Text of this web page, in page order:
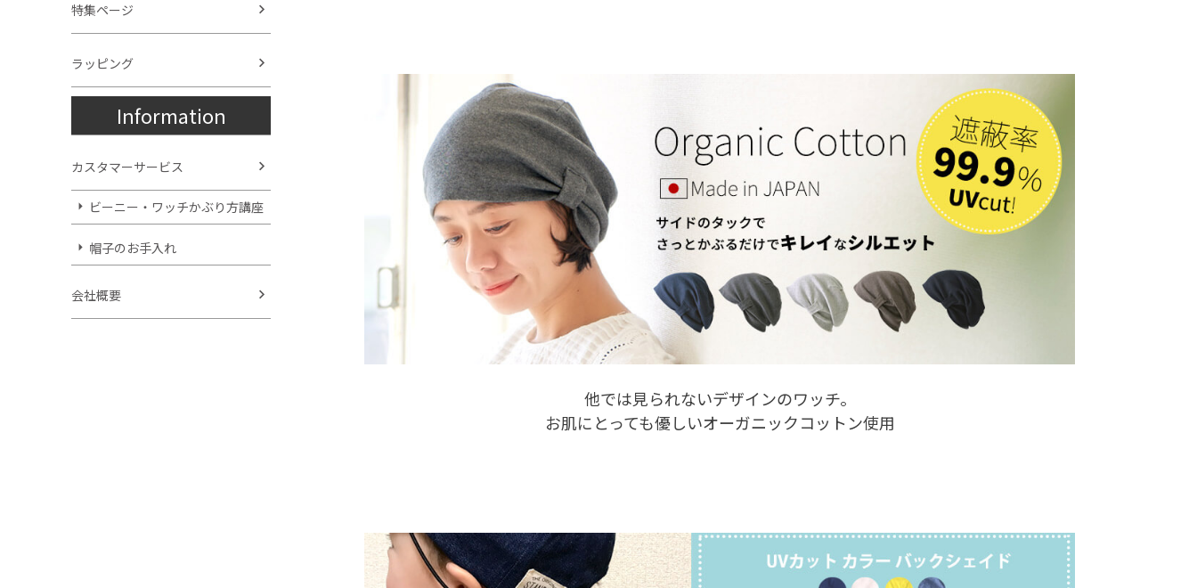
特集ページ
ラッピング
Information
カスタマーサービス
ビーニー・ワッチかぶり方講座
帽子のお手入れ
会社概要
他では見られないデザインのワッチ。
お肌にとっても優しいオーガニックコットン使用